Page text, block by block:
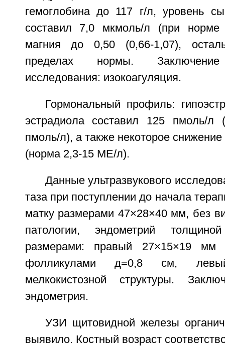
гемоглобина до 117 г/л, уровень
составил 7,0 мкмоль/л (при норме
магния до 0,50 (0,66-1,07),
пределах нормы. Заключение
исследования: изокоагуляция.
Гормональный профиль:
эстрадиола составил 125 пмоль/л
пмоль/л), а также некоторое
(норма 2,3-15 МЕ/л).
Данные ультразвукового
таза при поступлении до начала
матку размерами 47×28×40 мм, без
патологии, эндометрий
размерами: правый 27×15×19 мм
фолликулами д=0,8 см,
мелкокистозной структуры.
эндометрия.
УЗИ щитовидной железы
выявило. Костный возраст